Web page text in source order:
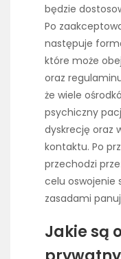
będzie
Po
następuje
które może
oraz
że wiele
psychiczny
dyskrecję oraz
kontaktu. Po
przechodzi
celu oswojenie
zasadami
Jakie są